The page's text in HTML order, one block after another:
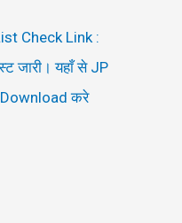
Check Link :
जारी। यहाँ से JP
करे